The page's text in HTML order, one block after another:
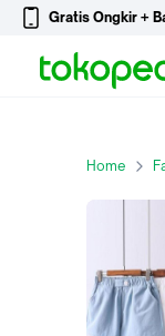
Gratis Ongkir +
Home